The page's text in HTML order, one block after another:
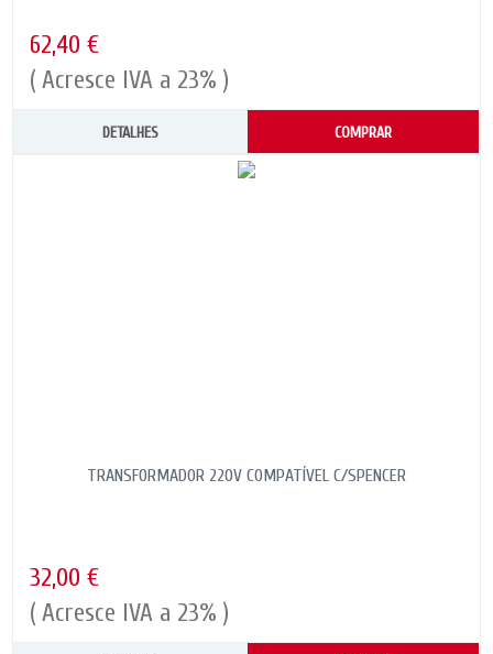
62,40 €
( Acresce IVA a 23% )
DETALHES COMPRAR
TRANSFORMADOR 220V COMPATÍVEL C/SPENCER
32,00 €
( Acresce IVA a 23% )